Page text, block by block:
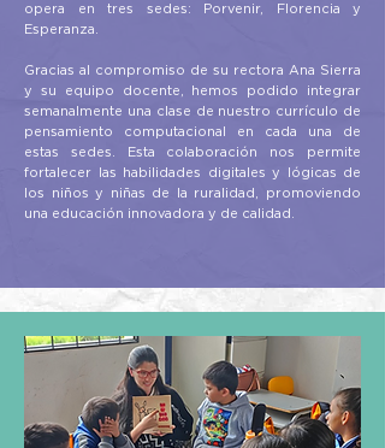
opera en tres sedes: Porvenir, Florencia y
Esperanza.
Gracias al compromiso de su rectora Ana Sierra
y su equipo docente, hemos podido integrar
semanalmente una clase de nuestro currículo de
pensamiento computacional en cada una de
estas sedes. Esta colaboración nos permite
fortalecer las habilidades digitales y lógicas de
los niños y niñas de la ruralidad, promoviendo
una educación innovadora y de calidad.